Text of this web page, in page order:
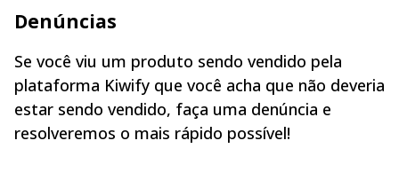
Denúncias
Se você viu um produto sendo vendido pela
plataforma Kiwify que você acha que não deveria
estar sendo vendido, faça uma denúncia e
resolveremos o mais rápido possível!